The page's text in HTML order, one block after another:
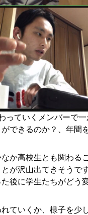
メンバー図鑑 活動内容
っていくメンバーで
ができるのか？、年間
か高校生とも関わる
が沢山出てきそうです
後に学生たちがどう
ていくか、様子を少